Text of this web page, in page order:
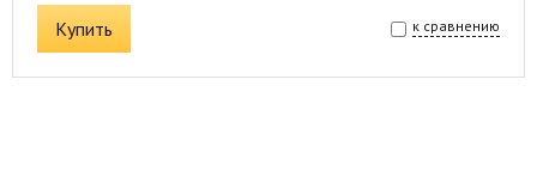
Купить к сравнению